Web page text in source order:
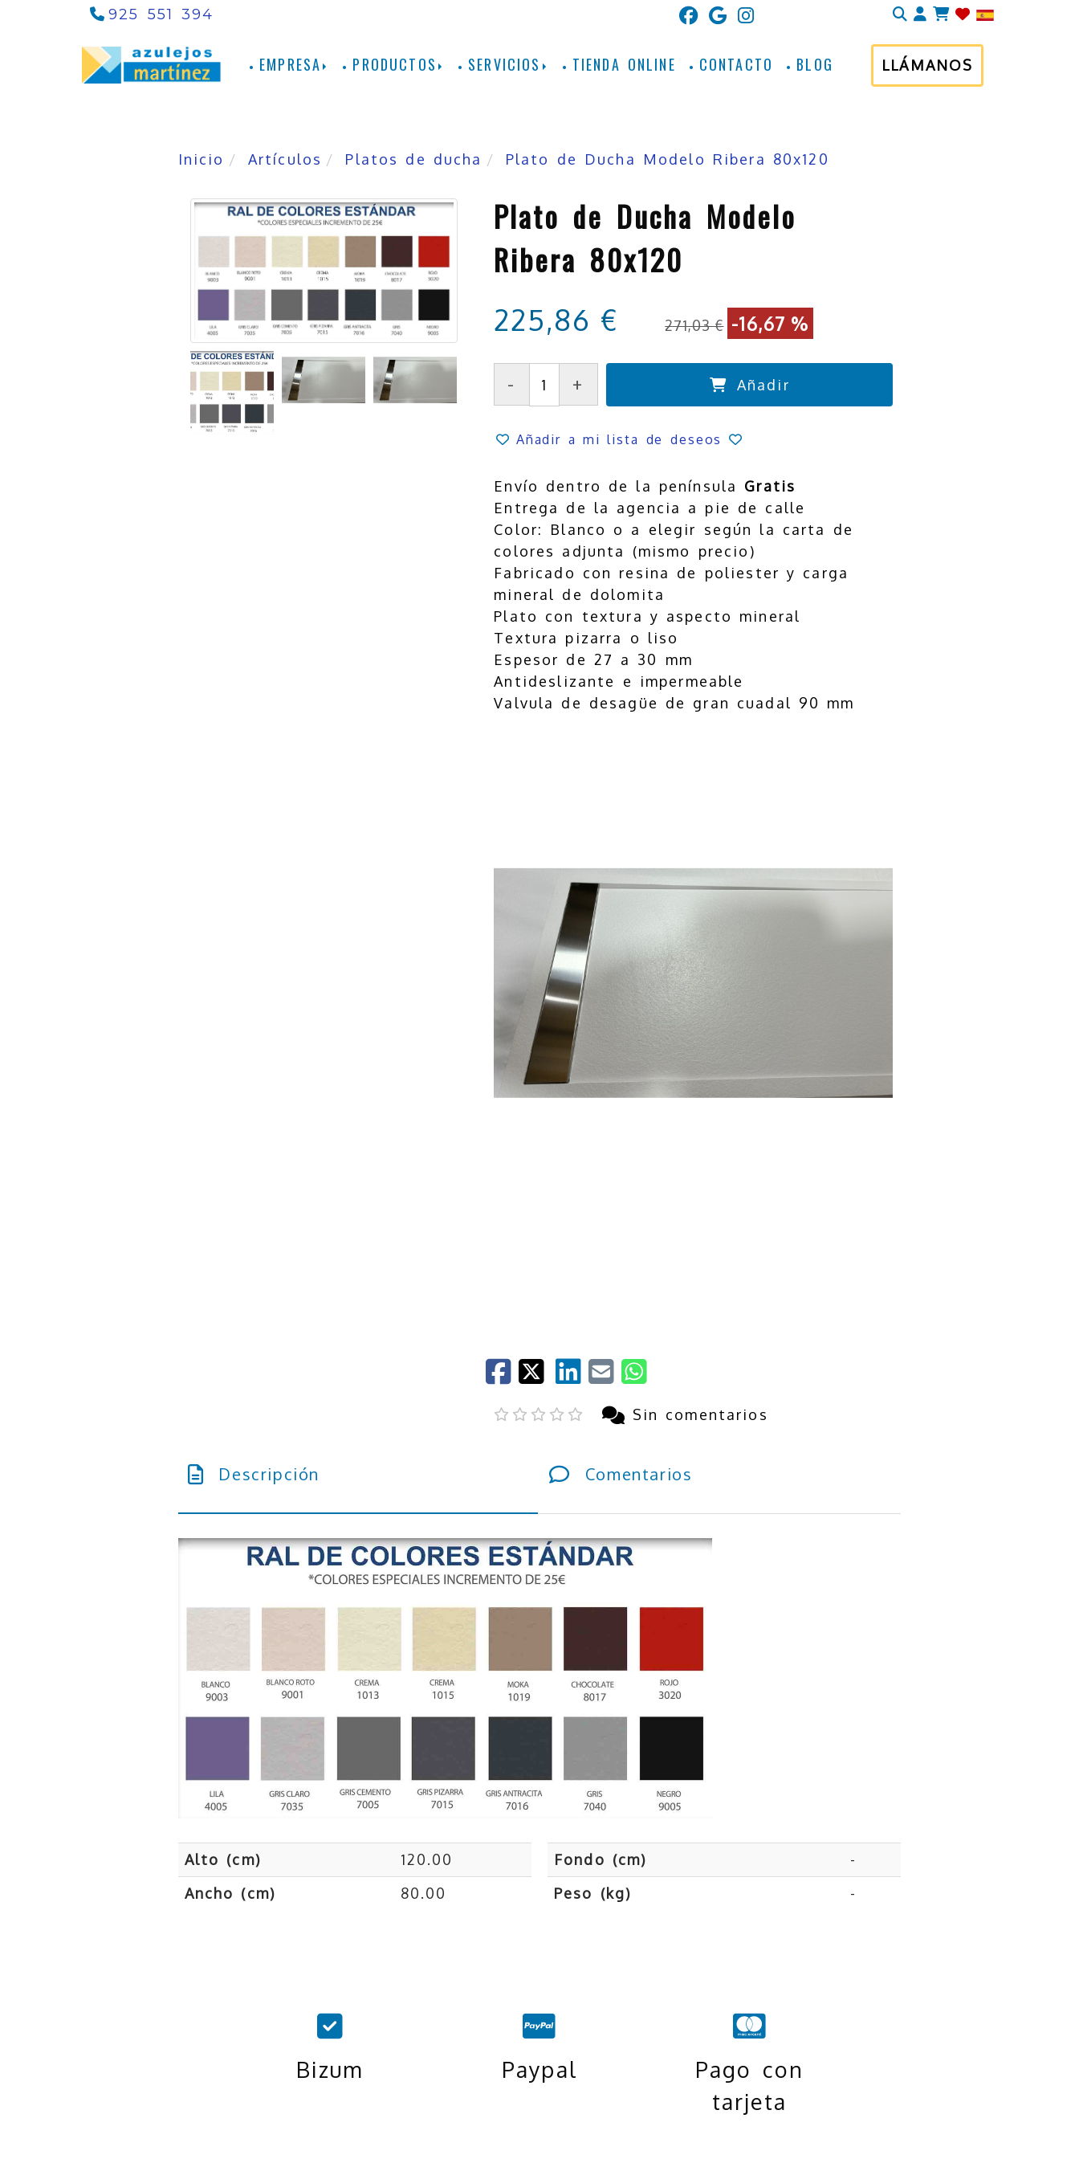
925 551 394 Identifícate
EMPRESA PRODUCTOS SERVICIOS TIENDA ONLINE CONTACTO BLOG LLÁMANOS
Inicio Artículos Platos de ducha Plato de Ducha Modelo Ribera 80x120
Plato de Ducha Modelo
Ribera 80x120
225,86 € 271,03 € -16,67 %
- + Añadir
Añadir a mi lista de deseos
Envío dentro de la península Gratis
Entrega de la agencia a pie de calle
Color: Blanco o a elegir según la carta de
colores adjunta (mismo precio)
Fabricado con resina de poliester y carga
mineral de dolomita
Plato con textura y aspecto mineral
Textura pizarra o liso
Espesor de 27 a 30 mm
Antideslizante e impermeable
Valvula de desagüe de gran cuadal 90 mm
Sin comentarios
Descripción Comentarios
Alto (cm)
120.00
Ancho (cm)
80.00
Fondo (cm)
-
Peso (kg)
-
Bizum Paypal
Pago con
tarjeta